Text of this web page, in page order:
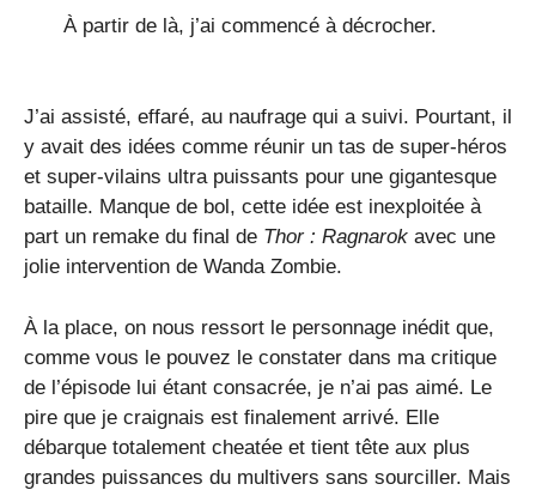
À partir de là, j’ai commencé à décrocher.
J’ai assisté, effaré, au naufrage qui a suivi. Pourtant, il
y avait des idées comme réunir un tas de super-héros
et super-vilains ultra puissants pour une gigantesque
bataille. Manque de bol, cette idée est inexploitée à
part un remake du final de Thor : Ragnarok avec une
jolie intervention de Wanda Zombie.
À la place, on nous ressort le personnage inédit que,
comme vous le pouvez le constater dans ma critique
de l’épisode lui étant consacrée, je n’ai pas aimé. Le
pire que je craignais est finalement arrivé. Elle
débarque totalement cheatée et tient tête aux plus
grandes puissances du multivers sans sourciller. Mais